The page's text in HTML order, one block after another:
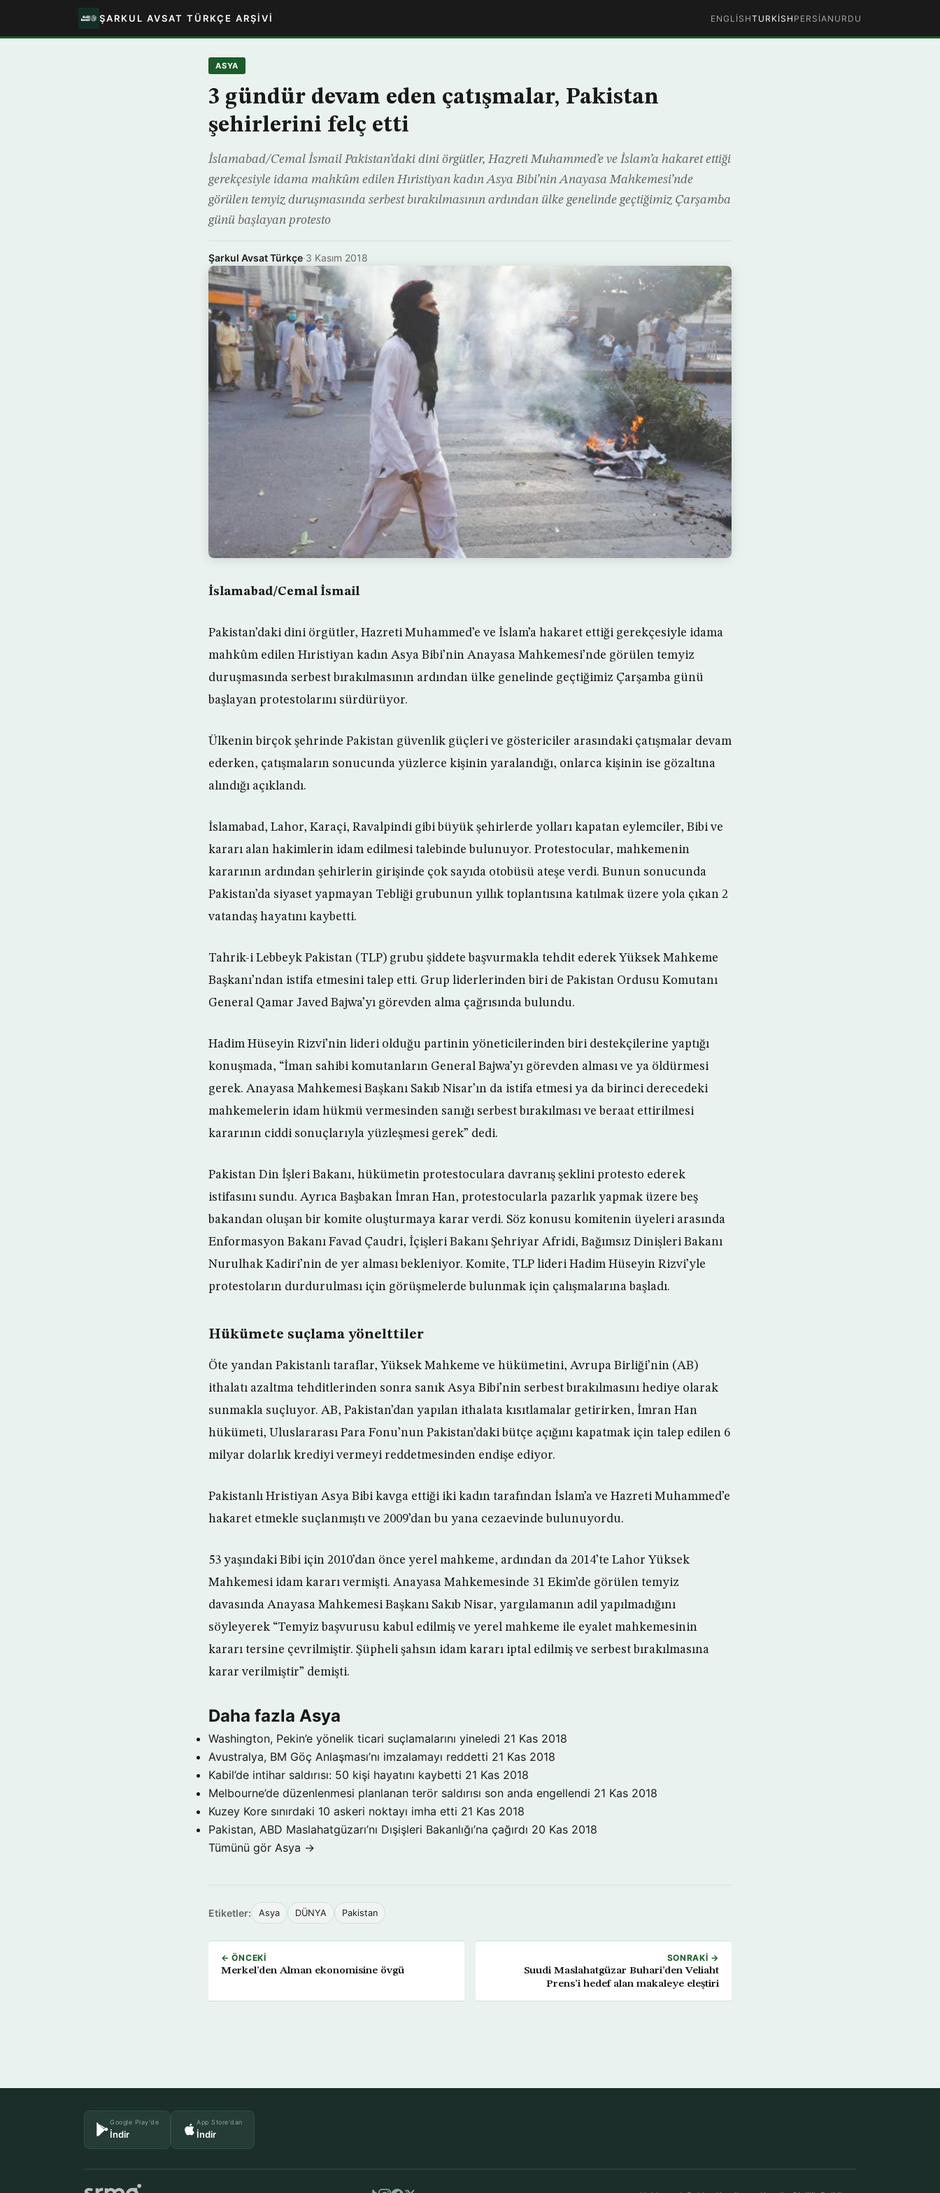
ŞARKUL AVSAT TÜRKÇE ARŞIVI ENGLISHTURKISH PERSIAN URDU
ASYA
3 gündür devam eden çatışmalar, Pakistan
şehirlerini felç etti
İslamabad/Cemal İsmail Pakistan’daki dini örgütler, Hazreti Muhammed’e ve İslam’a hakaret ettiği
gerekçesiyle idama mahkûm edilen Hıristiyan kadın Asya Bibi’nin Anayasa Mahkemesi’nde
görülen temyiz duruşmasında serbest bırakılmasının ardından ülke genelinde geçtiğimiz Çarşamba
günü başlayan protesto
Şarkul Avsat Türkçe·3 Kasım 2018
İslamabad/Cemal İsmail
Pakistan’daki dini örgütler, Hazreti Muhammed’e ve İslam’a hakaret ettiği gerekçesiyle idama
mahkûm edilen Hıristiyan kadın Asya Bibi’nin Anayasa Mahkemesi’nde görülen temyiz
duruşmasında serbest bırakılmasının ardından ülke genelinde geçtiğimiz Çarşamba günü
başlayan protestolarını sürdürüyor.
Ülkenin birçok şehrinde Pakistan güvenlik güçleri ve göstericiler arasındaki çatışmalar devam
ederken, çatışmaların sonucunda yüzlerce kişinin yaralandığı, onlarca kişinin ise gözaltına
alındığı açıklandı.
İslamabad, Lahor, Karaçi, Ravalpindi gibi büyük şehirlerde yolları kapatan eylemciler, Bibi ve
kararı alan hakimlerin idam edilmesi talebinde bulunuyor. Protestocular, mahkemenin
kararının ardından şehirlerin girişinde çok sayıda otobüsü ateşe verdi. Bunun sonucunda
Pakistan’da siyaset yapmayan Tebliği grubunun yıllık toplantısına katılmak üzere yola çıkan 2
vatandaş hayatını kaybetti.
Tahrik-i Lebbeyk Pakistan (TLP) grubu şiddete başvurmakla tehdit ederek Yüksek Mahkeme
Başkanı’ndan istifa etmesini talep etti. Grup liderlerinden biri de Pakistan Ordusu Komutanı
General Qamar Javed Bajwa’yı görevden alma çağrısında bulundu.
Hadim Hüseyin Rizvi’nin lideri olduğu partinin yöneticilerinden biri destekçilerine yaptığı
konuşmada, “İman sahibi komutanların General Bajwa’yı görevden alması ve ya öldürmesi
gerek. Anayasa Mahkemesi Başkanı Sakıb Nisar’ın da istifa etmesi ya da birinci derecedeki
mahkemelerin idam hükmü vermesinden sanığı serbest bırakılması ve beraat ettirilmesi
kararının ciddi sonuçlarıyla yüzleşmesi gerek” dedi.
Pakistan Din İşleri Bakanı, hükümetin protestoculara davranış şeklini protesto ederek
istifasını sundu. Ayrıca Başbakan İmran Han, protestocularla pazarlık yapmak üzere beş
bakandan oluşan bir komite oluşturmaya karar verdi. Söz konusu komitenin üyeleri arasında
Enformasyon Bakanı Favad Çaudri, İçişleri Bakanı Şehriyar Afridi, Bağımsız Dinişleri Bakanı
Nurulhak Kadiri’nin de yer alması bekleniyor. Komite, TLP lideri Hadim Hüseyin Rizvi’yle
protestoların durdurulması için görüşmelerde bulunmak için çalışmalarına başladı.
Hükümete suçlama yönelttiler
Öte yandan Pakistanlı taraflar, Yüksek Mahkeme ve hükümetini, Avrupa Birliği’nin (AB)
ithalatı azaltma tehditlerinden sonra sanık Asya Bibi’nin serbest bırakılmasını hediye olarak
sunmakla suçluyor. AB, Pakistan’dan yapılan ithalata kısıtlamalar getirirken, İmran Han
hükümeti, Uluslararası Para Fonu’nun Pakistan’daki bütçe açığını kapatmak için talep edilen 6
milyar dolarlık krediyi vermeyi reddetmesinden endişe ediyor.
Pakistanlı Hristiyan Asya Bibi kavga ettiği iki kadın tarafından İslam’a ve Hazreti Muhammed’e
hakaret etmekle suçlanmıştı ve 2009’dan bu yana cezaevinde bulunuyordu.
53 yaşındaki Bibi için 2010’dan önce yerel mahkeme, ardından da 2014’te Lahor Yüksek
Mahkemesi idam kararı vermişti. Anayasa Mahkemesinde 31 Ekim’de görülen temyiz
davasında Anayasa Mahkemesi Başkanı Sakıb Nisar, yargılamanın adil yapılmadığını
söyleyerek “Temyiz başvurusu kabul edilmiş ve yerel mahkeme ile eyalet mahkemesinin
kararı tersine çevrilmiştir. Şüpheli şahsın idam kararı iptal edilmiş ve serbest bırakılmasına
karar verilmiştir” demişti.
Daha fazla Asya
Washington, Pekin’e yönelik ticari suçlamalarını yineledi 21 Kas 2018
Avustralya, BM Göç Anlaşması’nı imzalamayı reddetti 21 Kas 2018
Kabil’de intihar saldırısı: 50 kişi hayatını kaybetti 21 Kas 2018
Melbourne’de düzenlenmesi planlanan terör saldırısı son anda engellendi 21 Kas 2018
Kuzey Kore sınırdaki 10 askeri noktayı imha etti 21 Kas 2018
Pakistan, ABD Maslahatgüzarı’nı Dışişleri Bakanlığı’na çağırdı 20 Kas 2018
Tümünü gör Asya →
Etiketler: Asya DÜNYA Pakistan
← ÖNCEKI
Merkel’den Alman ekonomisine övgü
SONRAKI →
Suudi Maslahatgüzar Buhari’den Veliaht
Prens’i hedef alan makaleye eleştiri
Google Play'de
İndir
App Store'dan
İndir